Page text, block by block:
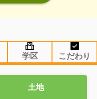
学区 こだわり
土地